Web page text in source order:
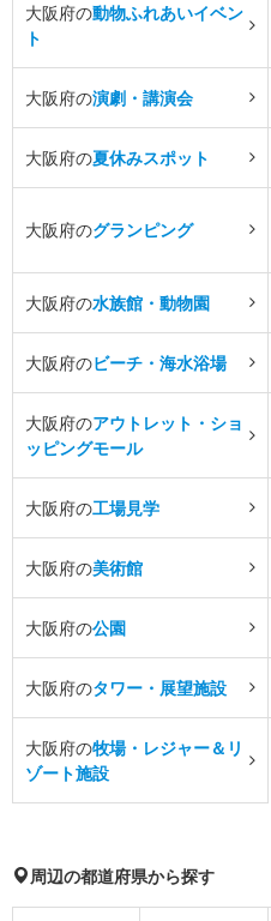
大阪府の動物ふれあいイベン
ト
大阪府の演劇・講演会
大阪府の夏休みスポット
大阪府のグランピング
大阪府の水族館・動物園
大阪府のビーチ・海水浴場
大阪府のアウトレット・ショ
ッピングモール
大阪府の工場見学
大阪府の美術館
大阪府の公園
大阪府のタワー・展望施設
大阪府の牧場・レジャー＆リ
ゾート施設
周辺の都道府県から探す